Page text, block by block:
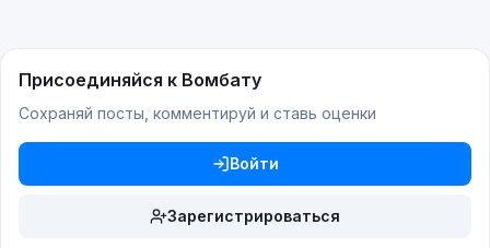
Присоединяйся к Вомбату
Сохраняй посты, комментируй и ставь оценки
Войти
Зарегистрироваться